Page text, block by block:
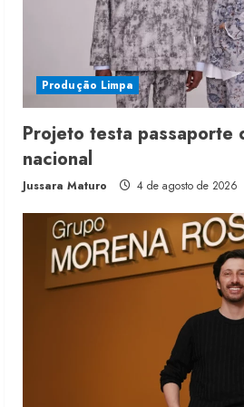
Produção Limpa
Projeto testa passaporte
nacional
Jussara Maturo 4 de agosto de 2026